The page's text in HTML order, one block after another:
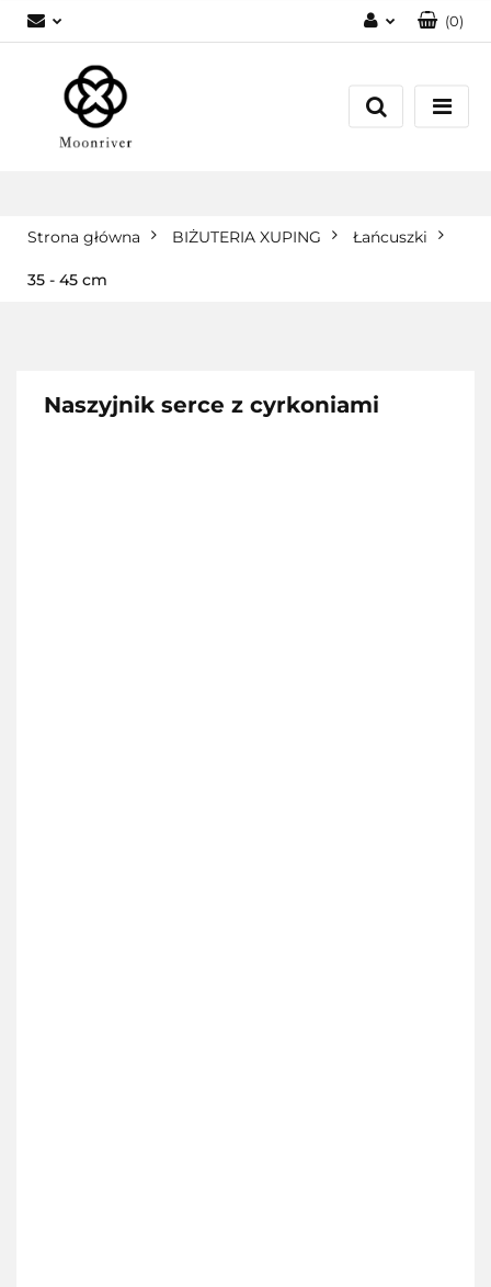
Zarejestruj się
(0)
Strona główna BIŻUTERIA XUPING Łańcuszki
35 - 45 cm
Naszyjnik serce z cyrkoniami